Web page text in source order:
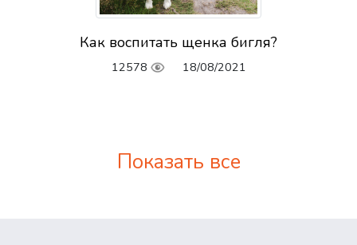
Как воспитать щенка бигля?
12578 18/08/2021
Показать все